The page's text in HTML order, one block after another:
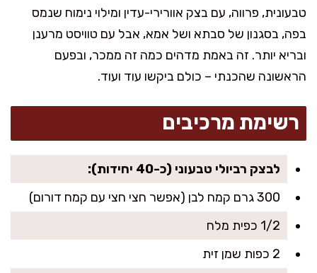
טבעונית, פרווה, עם בצק אוורירי-עדין ומילוי נימוח שנמס
בפה, בסגנון של סבתא ושל אמא, אבל עם טוויסט מרענן
ובריא יותר. זה באמת מדהים כמה זה ממכר, ובפעם
הראשונה שהכנתי – כולם ביקשו עוד ועוד.
רשימת מרכיבים
לבצק רביולי טבעוני (כ-40 יחידות):
300 גרם קמח לבן (אפשר חצי חצי עם קמח דורום)
1/2 כפית מלח
2 כפות שמן זית